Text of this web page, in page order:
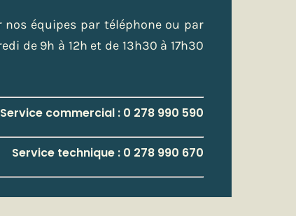
nos équipes par téléphone ou par
de 9h à 12h et de 13h30 à 17h30
Service commercial : 0 278 990 590
Service technique : 0 278 990 670